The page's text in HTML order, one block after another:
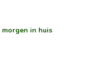
morgen in huis